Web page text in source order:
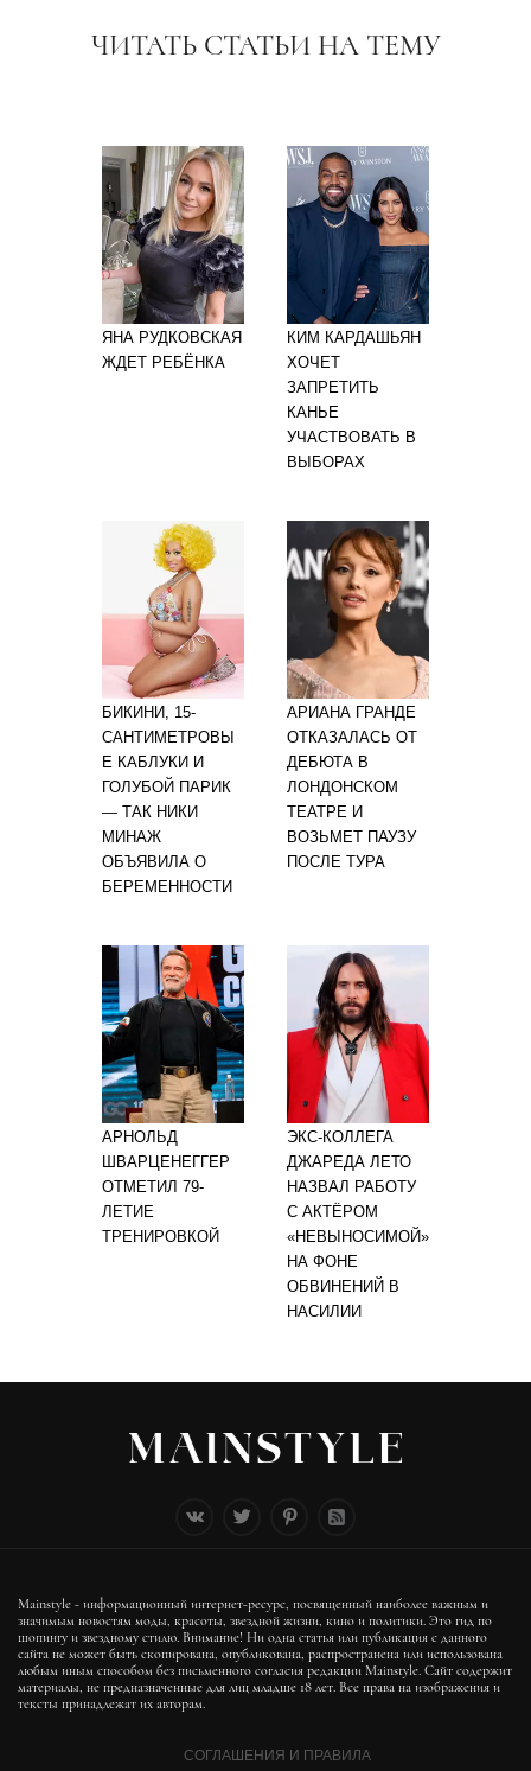
ЧИТАТЬ СТАТЬИ НА ТЕМУ
ЯНА РУДКОВСКАЯ
ЖДЕТ РЕБЁНКА
КИМ КАРДАШЬЯН
ХОЧЕТ
ЗАПРЕТИТЬ
КАНЬЕ
УЧАСТВОВАТЬ В
ВЫБОРАХ
БИКИНИ, 15-
САНТИМЕТРОВЫ
Е КАБЛУКИ И
ГОЛУБОЙ ПАРИК
— ТАК НИКИ
МИНАЖ
ОБЪЯВИЛА О
БЕРЕМЕННОСТИ
АРИАНА ГРАНДЕ
ОТКАЗАЛАСЬ ОТ
ДЕБЮТА В
ЛОНДОНСКОМ
ТЕАТРЕ И
ВОЗЬМЕТ ПАУЗУ
ПОСЛЕ ТУРА
АРНОЛЬД
ШВАРЦЕНЕГГЕР
ОТМЕТИЛ 79-
ЛЕТИЕ
ТРЕНИРОВКОЙ
ЭКС-КОЛЛЕГА
ДЖАРЕДА ЛЕТО
НАЗВАЛ РАБОТУ
С АКТЁРОМ
«НЕВЫНОСИМОЙ»
НА ФОНЕ
ОБВИНЕНИЙ В
НАСИЛИИ
Mainstyle - информационный интернет-ресурс, посвященный наиболее важным и
значимым новостям моды, красоты, звездной жизни, кино и политики. Это гид по
шопингу и звездному стилю. Внимание! Ни одна статья или публикация с данного
сайта не может быть скопирована, опубликована, распространена или использована
любым иным способом без письменного согласия редакции Mainstyle. Сайт содержит
материалы, не предназначенные для лиц младше 18 лет. Все права на изображения и
тексты принадлежат их авторам.
СОГЛАШЕНИЯ И ПРАВИЛА